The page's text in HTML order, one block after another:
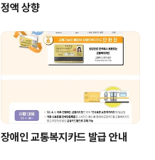
정액 상향
장애인 교통복지카드 발급 안내